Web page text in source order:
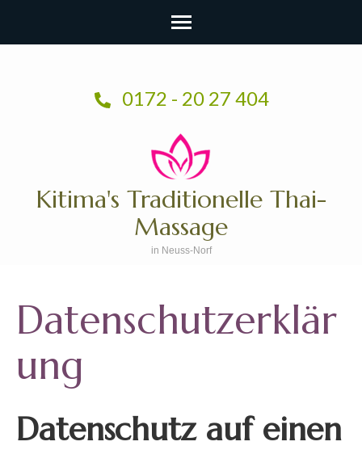
0172 - 20 27 404
Kitima's Traditionelle Thai-
Massage
in Neuss-Norf
Datenschutzerklär
ung
Datenschutz auf einen